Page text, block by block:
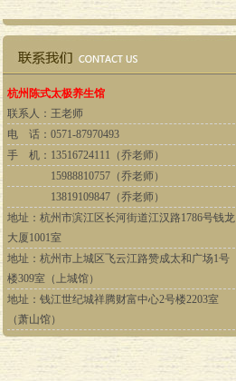
杭州陈式太极养生馆
联系人： 王老师
电 话： 0571-87970493
手 机： 13516724111（乔老师）
15988810757（乔老师）
13819109847（乔老师）
地址： 杭州市滨江区长河街道江汉路1786号钱龙
大厦1001室
地址：杭州市上城区飞云江路赞成太和广场1号
楼309室（上城馆）
地址：钱江世纪城祥腾财富中心2号楼2203室
（萧山馆）